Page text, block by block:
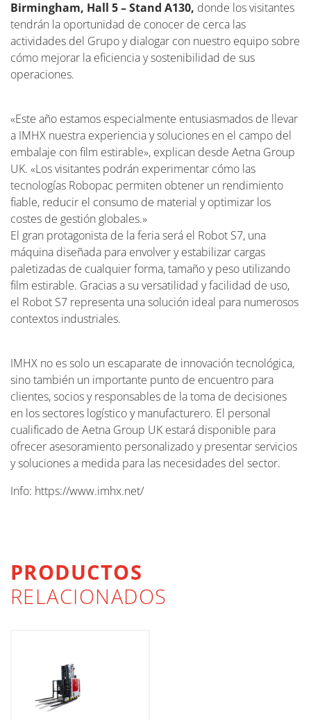
Birmingham, Hall 5 – Stand A130, donde los visitantes
tendrán la oportunidad de conocer de cerca las
actividades del Grupo y dialogar con nuestro equipo sobre
cómo mejorar la eficiencia y sostenibilidad de sus
operaciones.
«Este año estamos especialmente entusiasmados de llevar
a IMHX nuestra experiencia y soluciones en el campo del
embalaje con film estirable», explican desde Aetna Group
UK. «Los visitantes podrán experimentar cómo las
tecnologías Robopac permiten obtener un rendimiento
fiable, reducir el consumo de material y optimizar los
costes de gestión globales.»
El gran protagonista de la feria será el Robot S7, una
máquina diseñada para envolver y estabilizar cargas
paletizadas de cualquier forma, tamaño y peso utilizando
film estirable. Gracias a su versatilidad y facilidad de uso,
el Robot S7 representa una solución ideal para numerosos
contextos industriales.
IMHX no es solo un escaparate de innovación tecnológica,
sino también un importante punto de encuentro para
clientes, socios y responsables de la toma de decisiones
en los sectores logístico y manufacturero. El personal
cualificado de Aetna Group UK estará disponible para
ofrecer asesoramiento personalizado y presentar servicios
y soluciones a medida para las necesidades del sector.
Info: https://www.imhx.net/
PRODUCTOS
RELACIONADOS